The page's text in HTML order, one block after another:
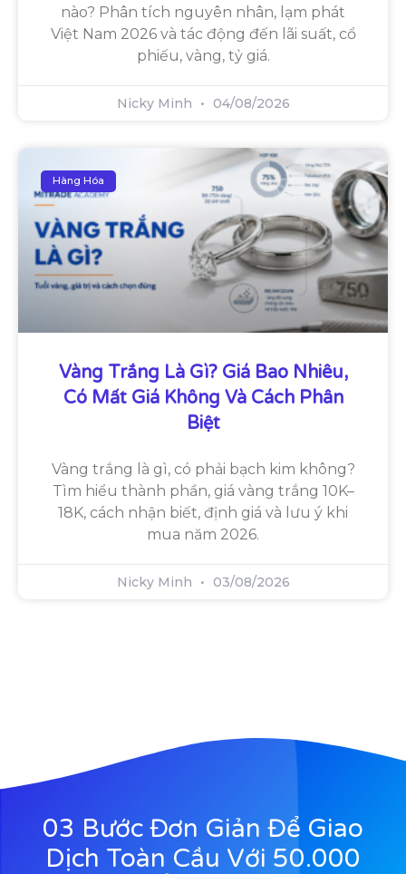
nào? Phân tích nguyên nhân, lạm phát
Việt Nam 2026 và tác động đến lãi suất, cổ
phiếu, vàng, tỷ giá.
Nicky Minh 04/08/2026
Hàng Hóa
Vàng Trắng Là Gì? Giá Bao Nhiêu,
Có Mất Giá Không Và Cách Phân
Biệt
Vàng trắng là gì, có phải bạch kim không?
Tìm hiểu thành phần, giá vàng trắng 10K–
18K, cách nhận biết, định giá và lưu ý khi
mua năm 2026.
Nicky Minh 03/08/2026
03 Bước Đơn Giản Để Giao
Dịch Toàn Cầu Với 50.000